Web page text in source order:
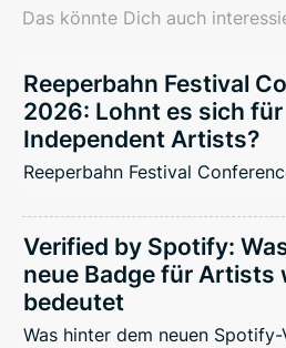
Das könnte Dich auch
Reeperbahn Festival
2026: Lohnt es sich für
Independent Artists?
Reeperbahn Festival
Verified by Spotify:
neue Badge für Artists
bedeutet
Was hinter dem neuen